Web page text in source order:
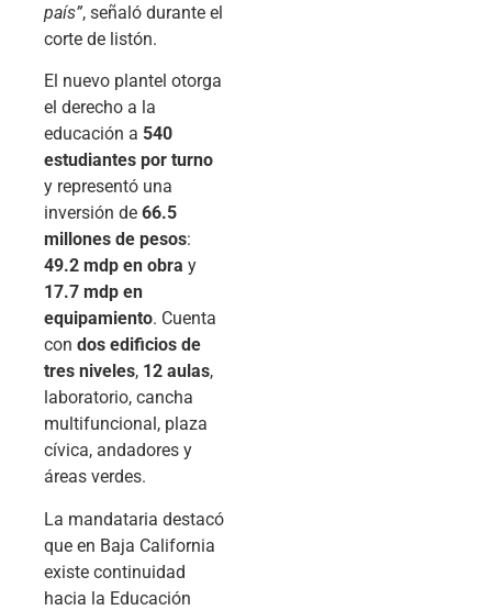
país”, señaló durante el
corte de listón.
El nuevo plantel otorga
el derecho a la
educación a 540
estudiantes por turno
y representó una
inversión de 66.5
millones de pesos:
49.2 mdp en obra y
17.7 mdp en
equipamiento. Cuenta
con dos edificios de
tres niveles, 12 aulas,
laboratorio, cancha
multifuncional, plaza
cívica, andadores y
áreas verdes.
La mandataria destacó
que en Baja California
existe continuidad
hacia la Educación